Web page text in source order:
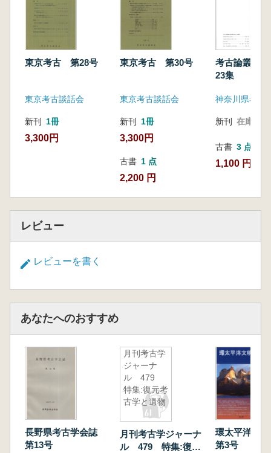
東京考古 第28号
東京考古談話会
新刊 1冊
3,300円
東京考古 第30号
東京考古談話会
新刊 1冊
3,300円
古書 1 点
2,200 円
考古論叢神
23集
神奈川県考古
新刊 在庫なし
古書 3 点
1,100 円~
レビュー
レビューを書く
あなたへのおすすめ
長野県考古学会誌
第13号
月刊考古学
ジャーナ
ル 479
特集:復元考
古学と遺物
月刊考古学ジャーナ
ル 479 特集:復元
環太平洋文
第3号